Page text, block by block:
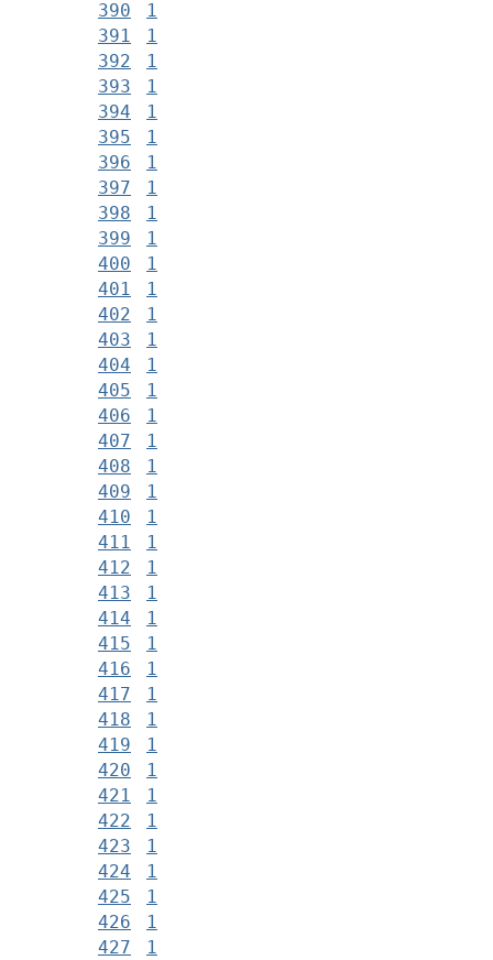
390
1
391
1
392
1
393
1
394
1
395
1
396
1
397
1
398
1
399
1
400
1
401
1
402
1
403
1
404
1
405
1
406
1
407
1
408
1
409
1
410
1
411
1
412
1
413
1
414
1
415
1
416
1
417
1
418
1
419
1
420
1
421
1
422
1
423
1
424
1
425
1
426
1
427
1